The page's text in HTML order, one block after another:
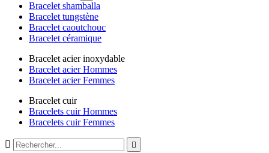
Bracelet shamballa
Bracelet tungstène
Bracelet caoutchouc
Bracelet céramique
Bracelet acier inoxydable
Bracelet acier Hommes
Bracelet acier Femmes
Bracelet cuir
Bracelets cuir Hommes
Bracelets cuir Femmes
 